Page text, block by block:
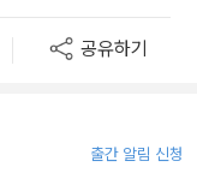
공유하기
출간 알림 신청